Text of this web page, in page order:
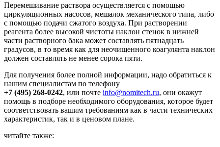
Перемешивание раствора осуществляется с помощью
циркуляционных насосов, мешалок механического типа, либо
с помощью подачи сжатого воздуха. При растворении
реагента более высокой чистоты наклон стенок в нижней
части растворного бака может составлять пятнадцать
градусов, в то время как для неочищенного коагулянта наклон
должен составлять не менее сорока пяти.
Для получения более полной информации, надо обратиться к
нашим специалистам по телефону
+7 (495) 268-0242, или почте info@nomitech.ru, они окажут
помощь в подборе необходимого оборудования, которое будет
соответствовать вашим требованиям как в части технических
характеристик, так и в ценовом плане.
читайте также: